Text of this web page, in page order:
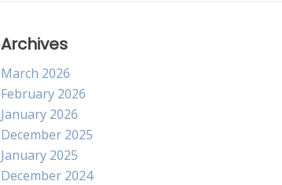
Archives
March 2026
February 2026
January 2026
December 2025
January 2025
December 2024